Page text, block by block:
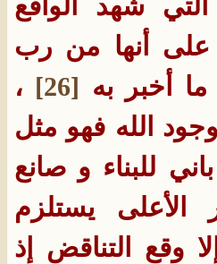
التي شهد الواقع
على أنها من رب
أخبر به [26]
،
الله فهو مثل
للبناء و صانع
الأعلى يستلزم
وقع التناقض إذ